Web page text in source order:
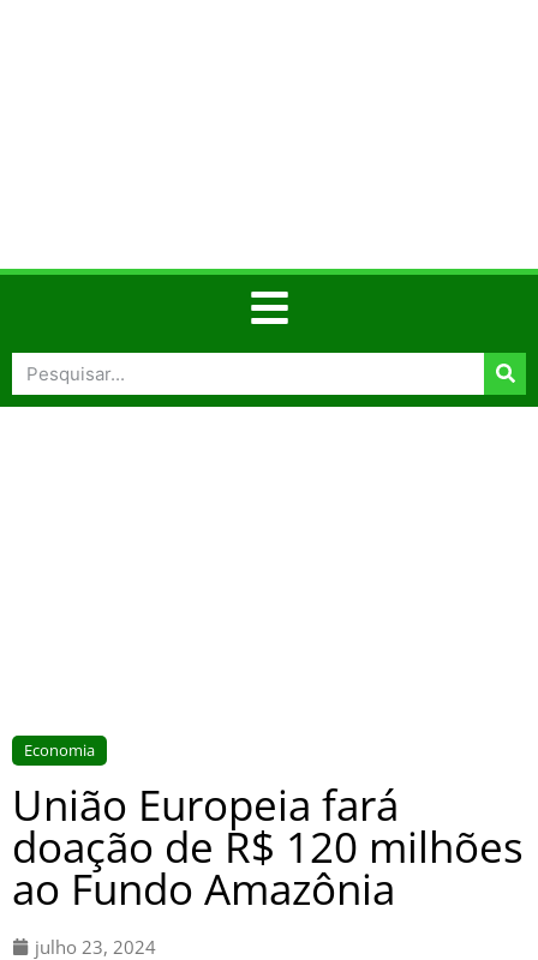
Economia
União Europeia fará
doação de R$ 120 milhões
ao Fundo Amazônia
julho 23, 2024